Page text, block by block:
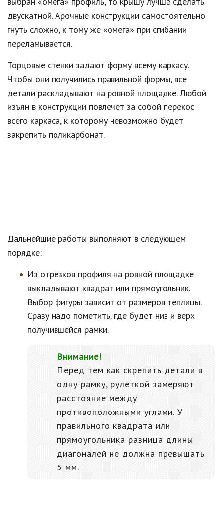
двускатной. Арочные конструкции самостоятельно
гнуть сложно, к тому же «омега» при сгибании
переламывается.
Торцовые стенки задают форму всему каркасу.
Чтобы они получились правильной формы, все
детали раскладывают на ровной площадке. Любой
изъян в конструкции повлечет за собой перекос
всего каркаса, к которому невозможно будет
закрепить поликарбонат.
Дальнейшие работы выполняют в следующем
порядке:
Из отрезков профиля на ровной площадке
выкладывают квадрат или прямоугольник.
Выбор фигуры зависит от размеров теплицы.
Сразу надо пометить, где будет низ и верх
получившейся рамки.
​Внимание!
Перед тем как скрепить детали в
одну рамку, рулеткой замеряют
расстояние между
противоположными углами. У
правильного квадрата или
прямоугольника разница длины
диагоналей не должна превышать
5 мм.